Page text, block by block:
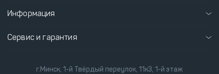
Информация
Сервис и гарантия
г.Минск, 1-й Твёрдый переулок, 11к3, 1-й этаж